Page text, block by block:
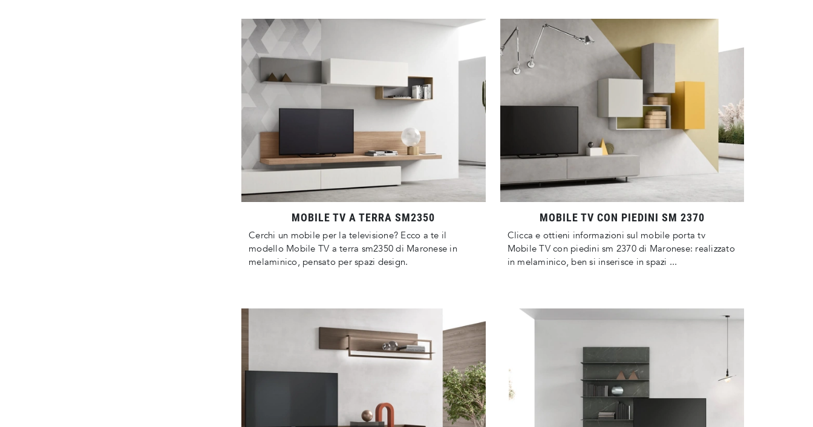
MOBILE TV A TERRA SM2350
Cerchi un mobile per la televisione? Ecco a te il
modello Mobile TV a terra sm2350 di Maronese in
melaminico, pensato per spazi design.
MOBILE TV CON PIEDINI SM 2370
Clicca e ottieni informazioni sul mobile porta tv
Mobile TV con piedini sm 2370 di Maronese: realizzato
in melaminico, ben si inserisce in spazi ...